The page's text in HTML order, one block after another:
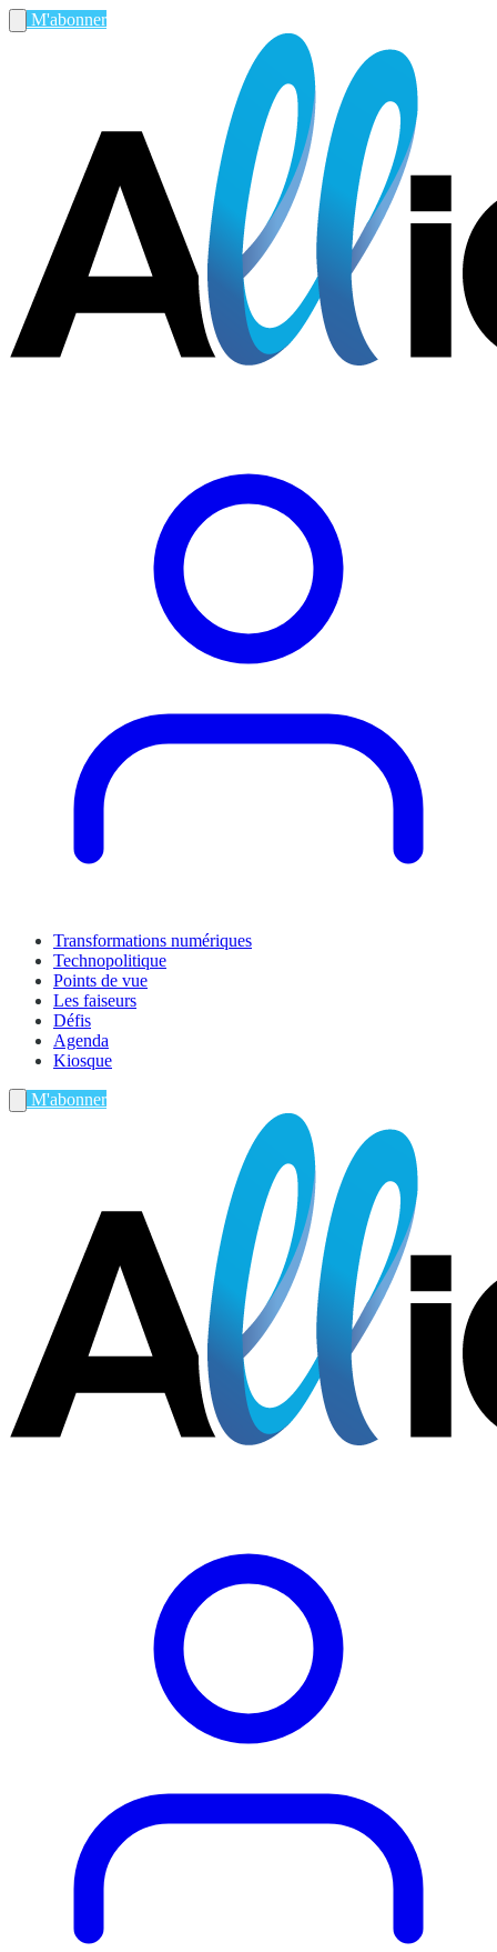
M'abonner
Transformations numériques
Technopolitique
Points de vue
Les faiseurs
Défis
Agenda
Kiosque
M'abonner